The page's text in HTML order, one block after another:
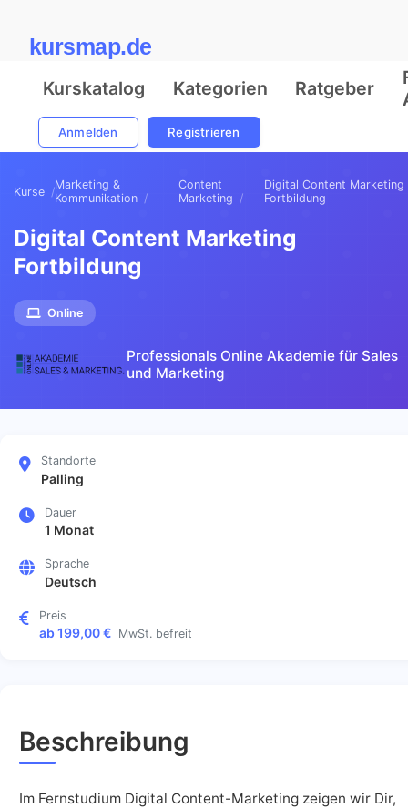
kursmap.de
Kurskatalog Kategorien Ratgeber
Anmelden Registrieren
Kurse
Marketing &
Kommunikation
Content
Marketing
Digital Content Marketing
Fortbildung
Digital Content Marketing
Fortbildung
Online
Professionals Online Akademie für Sales
und Marketing
Standorte
Palling
Dauer
1 Monat
Sprache
Deutsch
Preis
ab 199,00 € MwSt. befreit
Beschreibung
Im Fernstudium Digital Content-Marketing zeigen wir Dir,